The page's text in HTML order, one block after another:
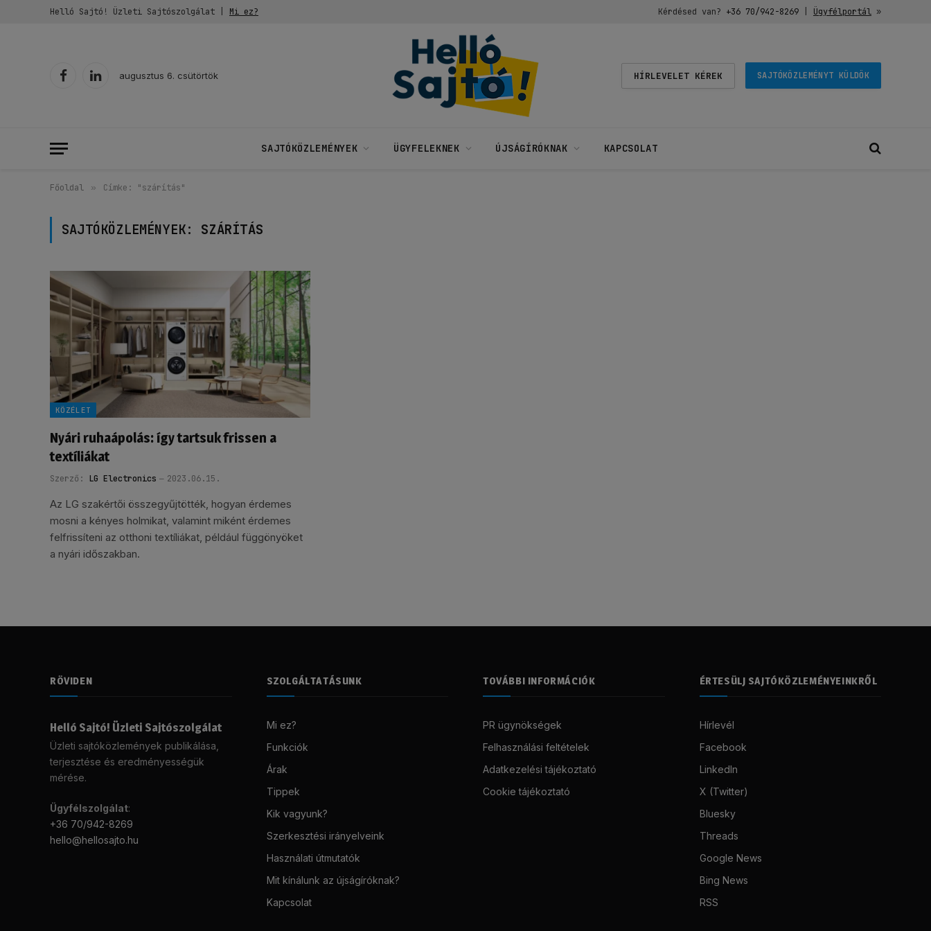
Helló Sajtó! Üzleti Sajtószolgálat | Mi ez? Kérdésed van? +36 70/942-8269| Ügyfélportál»
FacebookLinkedIn
augusztus 6. csütörtök HÍRLEVELET KÉREK SAJTÓKÖZLEMÉNYT KÜLDÖK
SAJTÓKÖZLEMÉNYEK ÜGYFELEKNEK ÚJSÁGÍRÓKNAK KAPCSOLAT
Főoldal » Címke: "szárítás"
SAJTÓKÖZLEMÉNYEK: SZÁRÍTÁS
KÖZÉLET
Nyári ruhaápolás: így tartsuk frissen a
textíliákat
Szerző: LG Electronics 2023.06.15.
Az LG szakértői összegyűjtötték, hogyan érdemes
mosni a kényes holmikat, valamint miként érdemes
felfrissíteni az otthoni textíliákat, például függönyöket
a nyári időszakban.
RÖVIDEN
Helló Sajtó! Üzleti Sajtószolgálat
Üzleti sajtóközlemények publikálása,
terjesztése és eredményességük
mérése.
Ügyfélszolgálat:
+36 70/942-8269
hello@hellosajto.hu
SZOLGÁLTATÁSUNK
Mi ez?
Funkciók
Árak
Tippek
Kik vagyunk?
Szerkesztési irányelveink
Használati útmutatók
Mit kínálunk az újságíróknak?
Kapcsolat
TOVÁBBI INFORMÁCIÓK
PR ügynökségek
Felhasználási feltételek
Adatkezelési tájékoztató
Cookie tájékoztató
ÉRTESÜLJ SAJTÓKÖZLEMÉNYEINKRŐL
Hírlevél
Facebook
LinkedIn
X (Twitter)
Bluesky
Threads
Google News
Bing News
RSS